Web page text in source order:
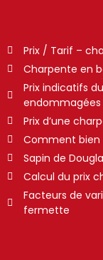
Prix / Tarif –
Charpente en
Prix indicatifs
endommagées
Prix d’une
Comment bien
Sapin de
Calcul du prix
Facteurs de
fermette